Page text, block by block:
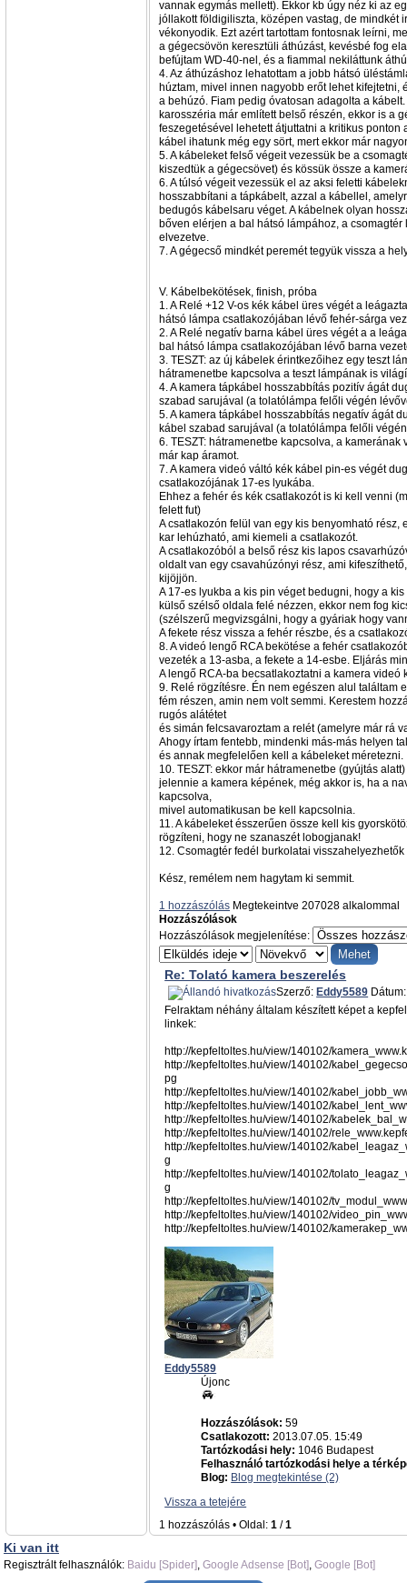
vannak egymás mellett). Ekkor kb úgy néz ki az
jóllakott földigiliszta, középen vastag, de mindkét
vékonyodik. Ezt azért tartottam fontosnak leírni,
a gégecsövön keresztüli áthúzást, kevésbé fog
befújtam WD-40-nel, és a fiammal nekiláttunk
4. Az áthúzáshoz lehatottam a jobb hátsó
húztam, mivel innen nagyobb erőt lehet kifejtetni,
a behúzó. Fiam pedig óvatosan adagolta a
karosszéria már említett belső részén, ekkor is a
feszegetésével lehetett átjuttatni a kritikus ponton
kábel ihatunk még egy sört, mert ekkor már
5. A kábeleket felső végeit vezessük be a
kiszedtük a gégecsövet) és kössük össze a
6. A túlsó végeit vezessük el az aksi feletti
hosszabbítani a tápkábelt, azzal a kábellel,
bedugós kábelsaru véget. A kábelnek olyan
bőven elérjen a bal hátsó lámpához, a
elvezetve.
7. A gégecső mindkét peremét tegyük vissza a
V. Kábelbekötések, finish, próba
1. A Relé +12 V-os kék kábel üres végét a
hátsó lámpa csatlakozójában lévő fehér-sárga
2. A Relé negatív barna kábel üres végét a a
bal hátsó lámpa csatlakozójában lévő barna
3. TESZT: az új kábelek érintkezőihez egy teszt
hátramenetbe kapcsolva a teszt lámpának is
4. A kamera tápkábel hosszabbítás pozitív ágát
szabad sarujával (a tolatólámpa felőli végén
5. A kamera tápkábel hosszabbítás negatív ágát
kábel szabad sarujával (a tolatólámpa felőli
6. TESZT: hátramenetbe kapcsolva, a
már kap áramot.
7. A kamera videó váltó kék kábel pin-es végét
csatlakozójának 17-es lyukába.
Ehhez a fehér és kék csatlakozót is ki kell venni
felett fut)
A csatlakozón felül van egy kis benyomható rész,
kar lehúzható, ami kiemeli a csatlakozót.
A csatlakozóból a belső rész kis lapos
oldalt van egy csavahúzónyi rész, ami
kijöjjön.
A 17-es lyukba a kis pin véget bedugni, hogy a
külső szélső oldala felé nézzen, ekkor nem fog
(szélszerű megvizsgálni, hogy a gyáriak hogy
A fekete rész vissza a fehér részbe, és a
8. A videó lengő RCA bekötése a fehér
vezeték a 13-asba, a fekete a 14-esbe. Eljárás
A lengő RCA-ba becsatlakoztatni a kamera videó
9. Relé rögzítésre. Én nem egészen alul találtam
fém részen, amin nem volt semmi. Kerestem
rugós alátétet
és simán felcsavaroztam a relét (amelyre már rá
Ahogy írtam fentebb, mindenki más-más helyen
és annak megfelelően kell a kábeleket méretezni.
10. TESZT: ekkor már hátramenetbe (gyújtás
jelennie a kamera képének, még akkor is, ha a
kapcsolva,
mivel automatikusan be kell kapcsolnia.
11. A kábeleket ésszerűen össze kell kis
rögzíteni, hogy ne szanaszét lobogjanak!
12. Csomagtér fedél burkolatai visszahelyezhetők
Kész, remélem nem hagytam ki semmit.
1 hozzászólás Megtekeintve 207028 alkalommal
Hozzászólások
Hozzászólások megjelenítése:
Re: Tolató kamera beszerelés
Szerző: Eddy5589
Felraktam néhány általam készített képet a
linkek:
http://kepfeltoltes.hu/view/140102/
http://kepfeltoltes.hu/view/140102/
pg
http://kepfeltoltes.hu/view/140102/
http://kepfeltoltes.hu/view/140102/
http://kepfeltoltes.hu/view/140102/
http://kepfeltoltes.hu/view/140102/
http://kepfeltoltes.hu/view/140102/
g
http://kepfeltoltes.hu/view/140102/
g
http://kepfeltoltes.hu/view/140102/
http://kepfeltoltes.hu/view/140102/
http://kepfeltoltes.hu/view/140102/
Eddy5589
Újonc
Hozzászólások: 59
Csatlakozott: 2013.07.05. 15:49
Tartózkodási hely: 1046 Budapest
Felhasználó tartózkodási helye a
Blog: Blog megtekintése (2)
Vissza a tetejére
1 hozzászólás • Oldal: 1 /1
Ki van itt
Regisztrált felhasználók: Baidu [Spider], Google Adsense [Bot], Google [Bot]